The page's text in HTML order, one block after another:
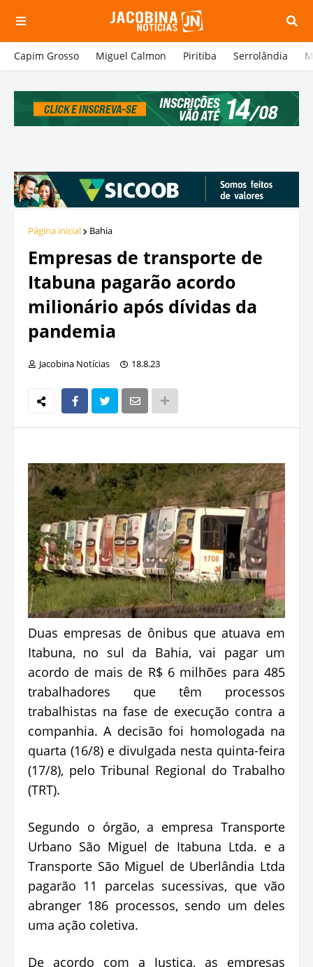
Capim Grosso Miguel Calmon Piritiba Serrolândia
Página inicial Bahia
Empresas de transporte de
Itabuna pagarão acordo
milionário após dívidas da
pandemia
Jacobina Notícias 18.8.23
Duas empresas de ônibus que atuava em
Itabuna, no sul da Bahia, vai pagar um
acordo de mais de R$ 6 milhões para 485
trabalhadores que têm processos
trabalhistas na fase de execução contra a
companhia. A decisão foi homologada na
quarta (16/8) e divulgada nesta quinta-feira
(17/8), pelo Tribunal Regional do Trabalho
(TRT).
Segundo o órgão, a empresa Transporte
Urbano São Miguel de Itabuna Ltda. e a
Transporte São Miguel de Uberlândia Ltda
pagarão 11 parcelas sucessivas, que vão
abranger 186 processos, sendo um deles
uma ação coletiva.
De acordo com a Justiça, as empresas